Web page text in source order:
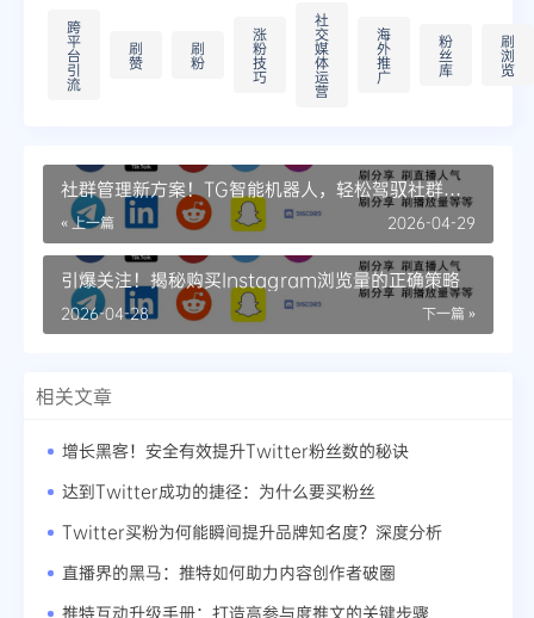
跨
平
台
引
流
刷
赞
刷
粉
涨
粉
技
巧
社
交
媒
体
运
营
海
外
推
广
粉
丝
库
刷
浏
览
社群管理新方案！TG智能机器人，轻松驾驭社群运
营
« 上一篇 2026-04-29
引爆关注！揭秘购买Instagram浏览量的正确策略
下一篇 »
2026-04-28
相关文章
增长黑客！安全有效提升Twitter粉丝数的秘诀
达到Twitter成功的捷径：为什么要买粉丝
Twitter买粉为何能瞬间提升品牌知名度？深度分析
直播界的黑马：推特如何助力内容创作者破圈
推特互动升级手册：打造高参与度推文的关键步骤